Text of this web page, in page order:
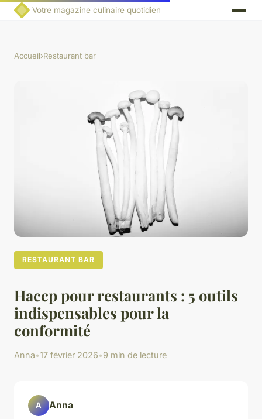
Votre magazine culinaire quotidien
Accueil›Restaurant bar
RESTAURANT BAR
Haccp pour restaurants : 5 outils
indispensables pour la
conformité
Anna•17 février 2026•9 min de lecture
A Anna